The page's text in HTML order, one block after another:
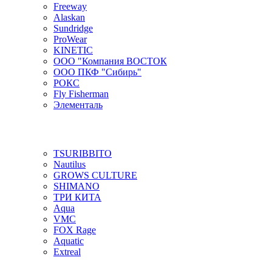
Freeway
Alaskan
Sundridge
ProWear
KINETIC
ООО "Компания ВОСТОК
ООО ПКФ "Сибирь"
РОКС
Fly Fisherman
Элементаль
TSURIBBITO
Nautilus
GROWS CULTURE
SHIMANO
ТРИ КИТА
Aqua
VMC
FOX Rage
Aquatic
Extreal